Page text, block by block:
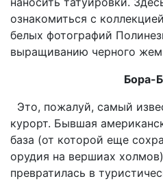
ознакомиться с
белых фотографий
выращиванию черного
Бора-
Это, пожалуй, самый
курорт. Бывшая
база (от которой еще
орудия на вершиах
превратилась в